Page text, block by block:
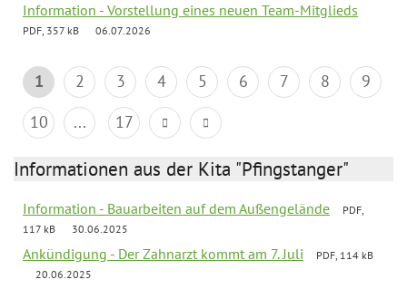
Information - Vorstellung eines neuen Team-Mitglieds
PDF, 357 kB 06.07.2026
1 2 3 4 5 6 7 8
9
10
... 17
Informationen aus der Kita "Pfingstanger"
Information - Bauarbeiten auf dem Außengelände
PDF,
117 kB
30.06.2025
Ankündigung - Der Zahnarzt kommt am 7. Juli
PDF, 114 kB
20.06.2025